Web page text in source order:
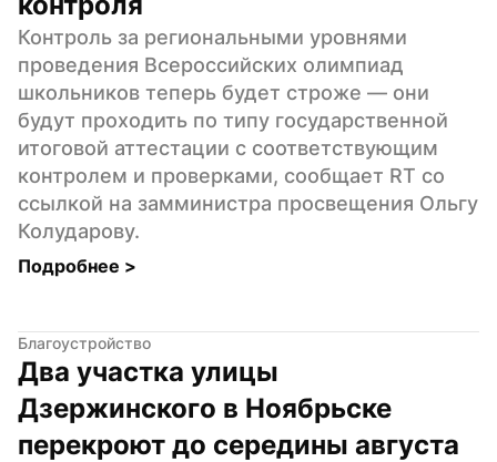
Контроль за региональными уровнями
проведения Всероссийских олимпиад
школьников теперь будет строже — они
будут проходить по типу государственной
итоговой аттестации с соответствующим
контролем и проверками, сообщает RT со
ссылкой на замминистра просвещения Ольгу
Колударову.
Подробнее >
Благоустройство
Два участка улицы
Дзержинского в Ноябрьске
перекроют до середины августа